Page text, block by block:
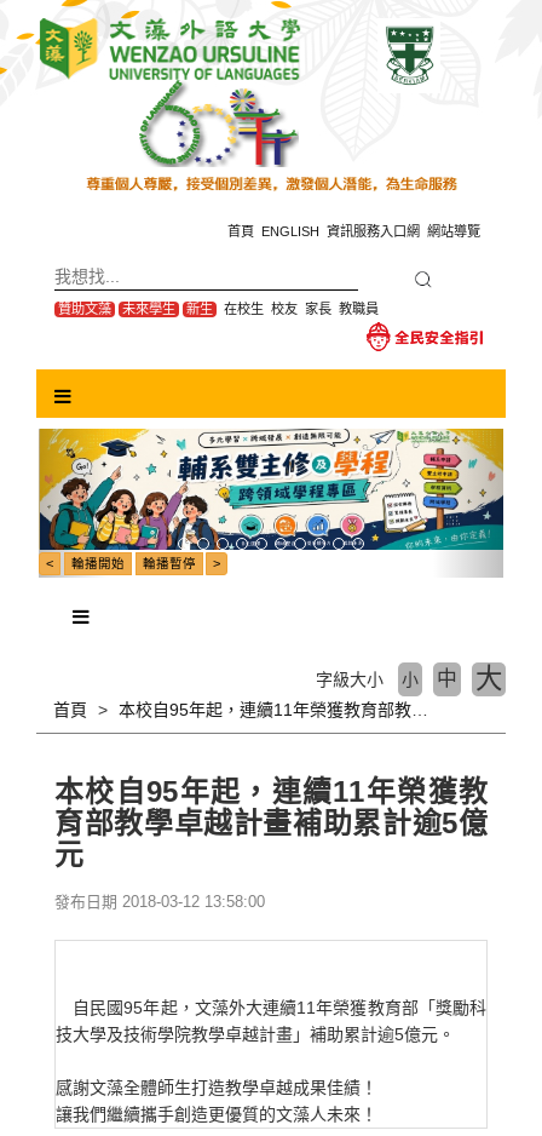
主
首頁 ENGLISH 資訊服務入口網 網站導覽
贊助文藻 未來學生 新生 在校生 校友 家長 教職員
Previous Next
首頁 本校自95年起，連續11年榮獲教育部教學卓越計畫補助累計逾5億元
字級大小 小 中 大
本校自95年起，連續11年榮獲教
育部教學卓越計畫補助累計逾5億
元
發布日期 2018-03-12 13:58:00
自民國95年起，文藻外大連續11年榮獲教育部「獎勵科
技大學及技術學院教學卓越計畫」補助累計逾5億元。
感謝文藻全體師生打造教學卓越成果佳績！
讓我們繼續攜手創造更優質的文藻人未來！